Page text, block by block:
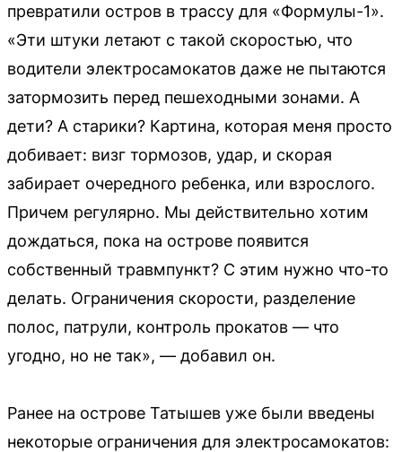
превратили остров в трассу для «Формулы-1».
«Эти штуки летают с такой скоростью, что
водители электросамокатов даже не пытаются
затормозить перед пешеходными зонами. А
дети? А старики? Картина, которая меня просто
добивает: визг тормозов, удар, и скорая
забирает очередного ребенка, или взрослого.
Причем регулярно. Мы действительно хотим
дождаться, пока на острове появится
собственный травмпункт? С этим нужно что-то
делать. Ограничения скорости, разделение
полос, патрули, контроль прокатов — что
угодно, но не так», — добавил он.
Ранее на острове Татышев уже были введены
некоторые ограничения для электросамокатов: